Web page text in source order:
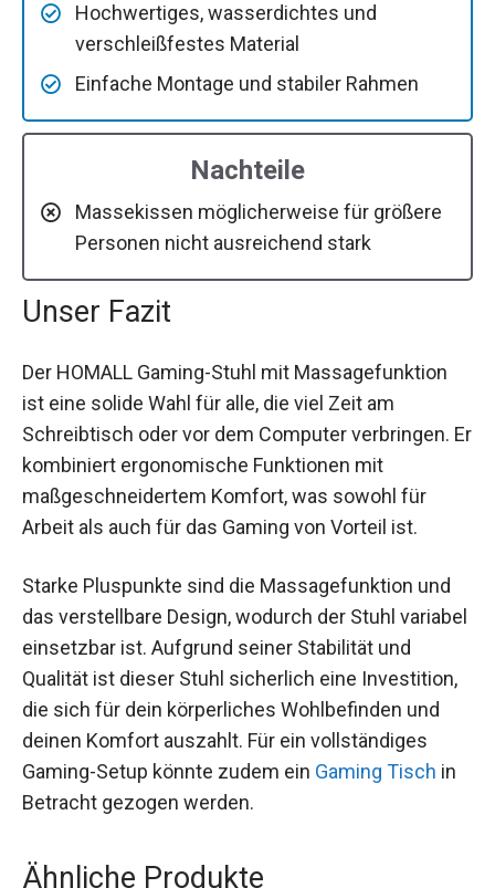
Hochwertiges, wasserdichtes und
verschleißfestes Material
Einfache Montage und stabiler Rahmen
Nachteile
Massekissen möglicherweise für größere
Personen nicht ausreichend stark
Unser Fazit
Der HOMALL Gaming-Stuhl mit Massagefunktion
ist eine solide Wahl für alle, die viel Zeit am
Schreibtisch oder vor dem Computer verbringen. Er
kombiniert ergonomische Funktionen mit
maßgeschneidertem Komfort, was sowohl für
Arbeit als auch für das Gaming von Vorteil ist.
Starke Pluspunkte sind die Massagefunktion und
das verstellbare Design, wodurch der Stuhl variabel
einsetzbar ist. Aufgrund seiner Stabilität und
Qualität ist dieser Stuhl sicherlich eine Investition,
die sich für dein körperliches Wohlbefinden und
deinen Komfort auszahlt. Für ein vollständiges
Gaming-Setup könnte zudem ein Gaming Tisch in
Betracht gezogen werden.
Ähnliche Produkte